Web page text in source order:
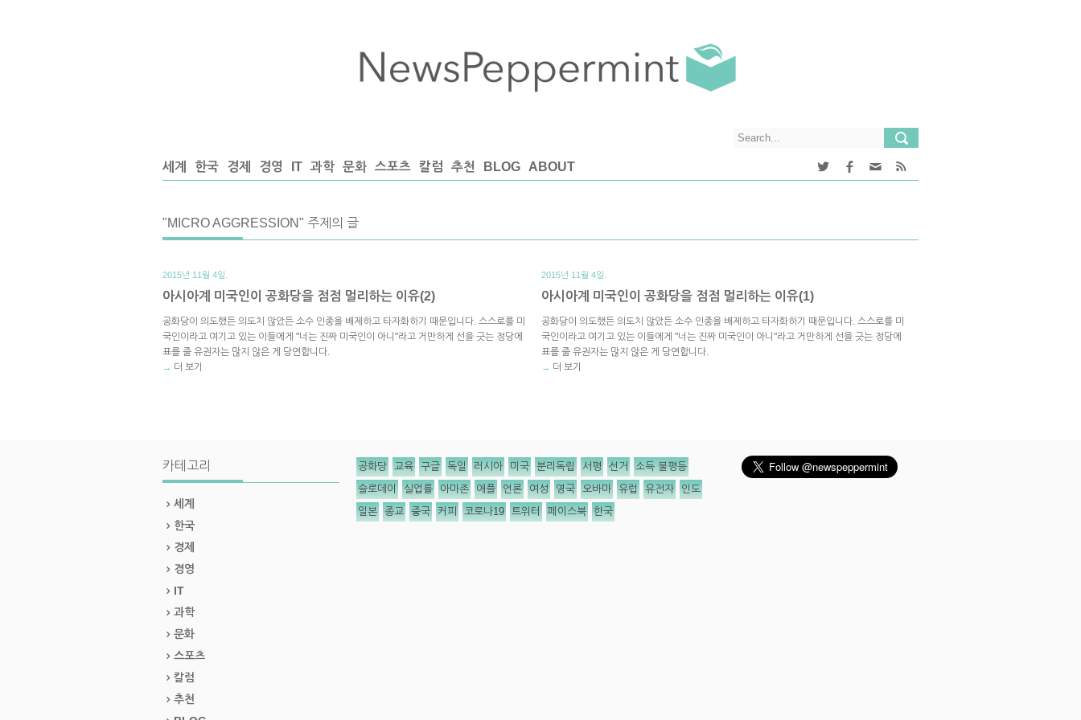
세계 한국 경제 경영 IT 과학 문화 스포츠 칼럼 추천 BLOG ABOUT
"MICRO AGGRESSION" 주제의 글
2015년 11월 4일.
아시아계 미국인이 공화당을 점점 멀리하는 이유(2)
공화당이 의도했든 의도치 않았든 소수 인종을 배제하고 타자화하기 때문입니다. 스스로를 미
국인이라고 여기고 있는 이들에게 "너는 진짜 미국인이 아니"라고 거만하게 선을 긋는 정당에
표를 줄 유권자는 많지 않은 게 당연합니다.
→ 더 보기
2015년 11월 4일.
아시아계 미국인이 공화당을 점점 멀리하는 이유(1)
공화당이 의도했든 의도치 않았든 소수 인종을 배제하고 타자화하기 때문입니다. 스스로를 미
국인이라고 여기고 있는 이들에게 "너는 진짜 미국인이 아니"라고 거만하게 선을 긋는 정당에
표를 줄 유권자는 많지 않은 게 당연합니다.
→ 더 보기
카테고리
세계
한국
경제
경영
IT
과학
문화
스포츠
칼럼
추천
공화당 교육 구글 독일 러시아 미국 분리독립 서평 선거 소득 불평등
슬로데이 실업률 아마존 애플 언론 여성 영국 오바마 유럽 유전자 인도
일본 종교 중국 커피 코로나19 트위터 페이스북 한국